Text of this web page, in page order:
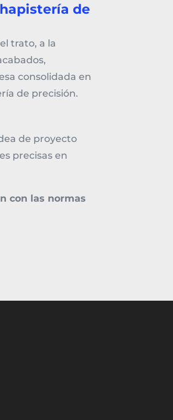
de
trato, a la
consolidada en
de precisión.
de proyecto
precisas en
con las normas